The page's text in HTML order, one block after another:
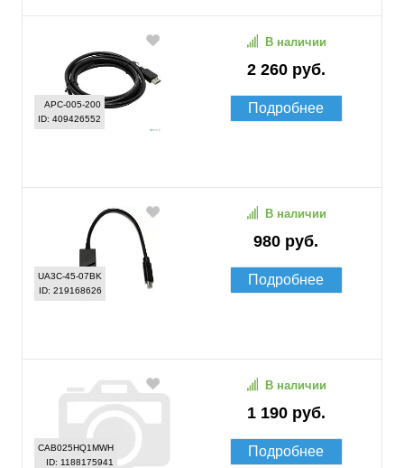
APC-005-200
ID: 409426552
2 260 руб.
В наличии
Подробнее
UA3C-45-07BK
ID: 219168626
980 руб.
В наличии
Подробнее
CAB025HQ1MWH
ID: 1188175941
1 190 руб.
В наличии
Подробнее